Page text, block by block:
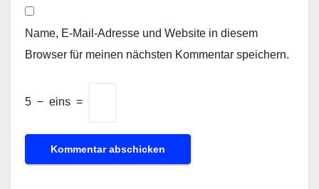
Name, E-Mail-Adresse und Website in diesem
Browser für meinen nächsten Kommentar speichern.
5 − eins =